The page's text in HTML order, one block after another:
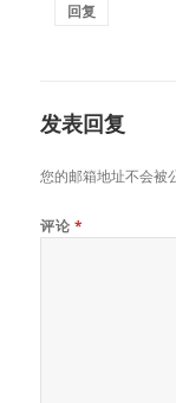
回复
发表回复
您的邮箱地址不会被
评论 *